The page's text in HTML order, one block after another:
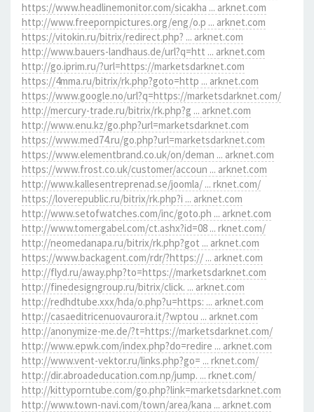
https://www.headlinemonitor.com/sicakha ... arknet.com
http://www.freepornpictures.org/eng/o.p ... arknet.com
https://vitokin.ru/bitrix/redirect.php? ... arknet.com
http://www.bauers-landhaus.de/url?q=htt ... arknet.com
http://go.iprim.ru/?url=https://marketsdarknet.com
https://4mma.ru/bitrix/rk.php?goto=http ... arknet.com
https://www.google.no/url?q=https://marketsdarknet.com/
http://mercury-trade.ru/bitrix/rk.php?g ... arknet.com
http://www.enu.kz/go.php?url=marketsdarknet.com
https://www.med74.ru/go.php?url=marketsdarknet.com
https://www.elementbrand.co.uk/on/deman ... arknet.com
https://www.frost.co.uk/customer/accoun ... arknet.com
http://www.kallesentreprenad.se/joomla/ ... rknet.com/
https://loverepublic.ru/bitrix/rk.php?i ... arknet.com
http://www.setofwatches.com/inc/goto.ph ... arknet.com
http://www.tomergabel.com/ct.ashx?id=08 ... rknet.com/
http://neomedanapa.ru/bitrix/rk.php?got ... arknet.com
https://www.backagent.com/rdr/?https:// ... arknet.com
http://flyd.ru/away.php?to=https://marketsdarknet.com
http://finedesigngroup.ru/bitrix/click. ... arknet.com
http://redhdtube.xxx/hda/o.php?u=https: ... arknet.com
http://casaeditricenuovaurora.it/?wptou ... arknet.com
http://anonymize-me.de/?t=https://marketsdarknet.com/
http://www.epwk.com/index.php?do=redire ... arknet.com
http://www.vent-vektor.ru/links.php?go= ... rknet.com/
http://dir.abroadeducation.com.np/jump. ... rknet.com/
http://kittyporntube.com/go.php?link=marketsdarknet.com
http://www.town-navi.com/town/area/kana ... arknet.com